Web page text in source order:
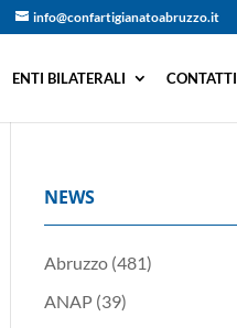
info@confartigianatoabruzzo.it
ENTI BILATERALI CONTATTI
NEWS
Abruzzo(481)
ANAP(39)